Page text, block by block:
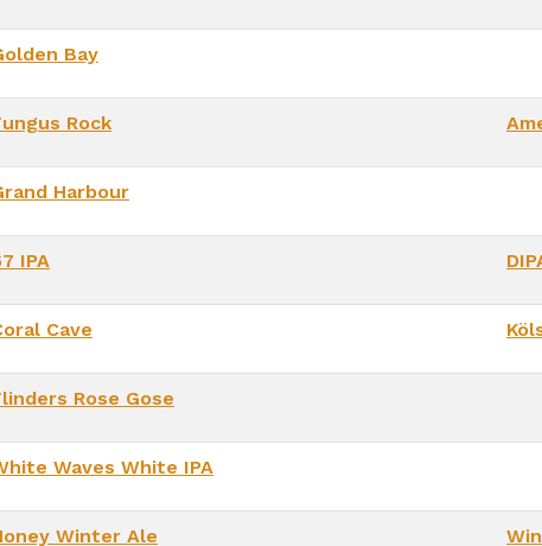
Bay
Rock
Harbour
IPA
Cave
Rose Gose
Waves White IPA
Winter Ale